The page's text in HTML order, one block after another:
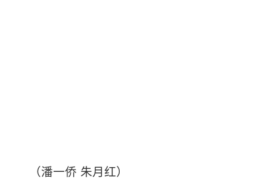
（潘一侨 朱月红）